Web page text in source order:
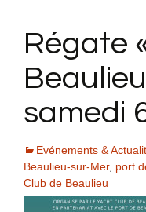
Régate
samedi
Evénements &
Beaulieu-sur-Mer, port
Club de Beaulieu